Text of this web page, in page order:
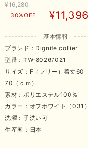
¥16,280
30%OFF
¥11,396
---------- 基本情報
ブランド：Dignite collier
型番：TW-80267021
サイズ：F（フリー）着
70（ｃｍ）
素材：ポリエステル100％
カラー：オフホワイト（031）
洗濯：手洗い可
生産国：日本